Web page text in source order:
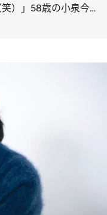
笑）」58歳の小泉今